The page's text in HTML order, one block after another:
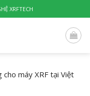
XRFTECH
cho máy XRF tại Việt